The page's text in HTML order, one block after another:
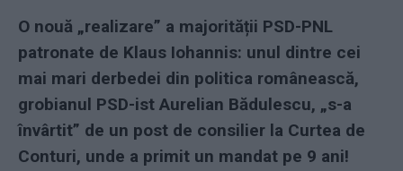
O nouă „realizare” a majorității PSD-PNL
patronate de Klaus Iohannis: unul dintre cei
mai mari derbedei din politica românească,
grobianul PSD-ist Aurelian Bădulescu, „s-a
învârtit” de un post de consilier la Curtea de
Conturi, unde a primit un mandat pe 9 ani!